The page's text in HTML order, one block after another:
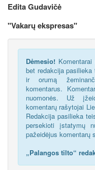
Edita Gudavičė
"Vakarų ekspresas"
Dėmesio!
bet redakcija
ir orumą
komentarus.
nuomonės. Už
komentarų rašytojai
Redakcija pasilieka
persekioti įstatymų
pažeidėjus komentarų
„Palangos tilto“